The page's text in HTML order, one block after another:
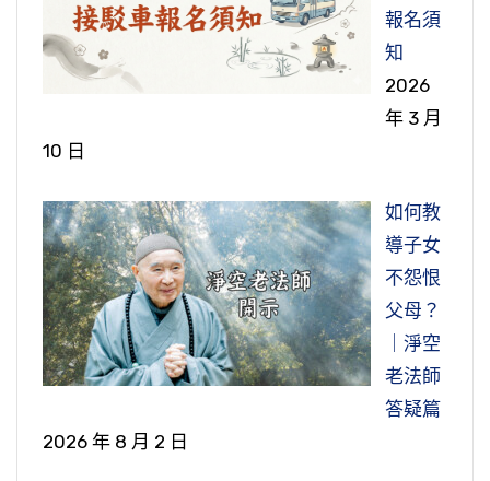
我們從第五行：
【擯黜豪尼】
濟寺。時證果寺尼出入宮禁，取僧寺為庵，滿集
眾擯黜；尼訴於東宮，遣詹事杜正倫等解其擯
事。滿執法不從，眾懼禍及，逐強解焉。滿歎息
不悅者累日，尼後詣滿謝過，滿終不顧。】
這個公案是唐朝京師普光寺慧滿法師，『雍
州人，七歲出家』，從小就出家了。後來奉皇帝
聖旨住持弘濟寺。那時候證果寺的尼眾，出家女
【力衛殿堂】
就是倒數第五行。『力衛殿堂』，「力」是
盡力，「衛」是保衛、衛護佛殿、佛堂。請看下
面這個文：
【唐惠主，始州永歸縣人。專精律學，居青
林寺。時陵陽公臨益州，素少信心，將百餘馱入
寺，就佛殿講堂、僧房安置，無敢違者。主從莊
還，見斯穢雜，即入房取錫杖三衣而出，嘆曰：
「死活今日矣！」舉杖向驢騾，一時倒仆如死，
主手擎擲之坑中。縣官大驚，執主申狀。陵陽喜
曰：「蒙律師破我慳貪，深為大利。」送沉香十
斤，綾綢十段。後還京，從受菩薩戒焉。】
二》，五十六頁，我們從第一行看起：
【不面女人】
【唐道林，同州郃陽人，年三十五出家，入
太白山深巖隱居。勅令住大興國寺；頃之，逃於
本，一生不親面，不為說法，不從受食，不令入
房。臨終之際，有來問疾者，隔障潛知遙止之，
不令面對焉。】
這個公案也是在唐朝，唐朝同州大興國寺道
林法師。在隋朝時候，很多地方都有建大興國
寺。道林法師他是同州郃陽人，就是現在的陝西
省大荔縣。他算是中年出家，三十五歲時出家，
放掌。請大家翻開「嚴正之行」，五十四頁，第
一行：
從這裡看起。請看下面的文：
【唐玄鑒，澤州高平人。性敦直，見非法，
必面陳呵毀，不避強禦。數有繕造，工匠繁多，
或送酒者，輒止之曰：「吾所造必令如法，寧使
罷工，無容飲酒。」時清化寺修營佛殿，州豪族
孫義，致酒兩輿，鑒即破酒器，流溢地上。義大
怒，明將加惱，夜夢人以刀擬之。既悟，躬詣懺
報名須
知
2026
年 3 月
10 日
如何教
導子女
不怨恨
父母？
｜淨空
老法師
答疑篇
2026 年 8 月 2 日